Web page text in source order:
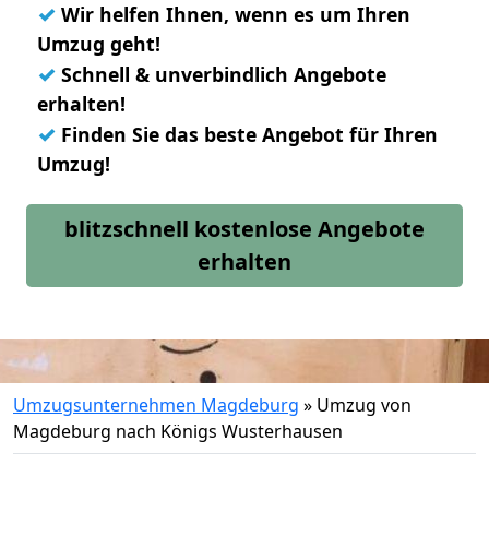
✓ Wir helfen Ihnen, wenn es um Ihren
Umzug geht!
✓ Schnell & unverbindlich Angebote
erhalten!
✓ Finden Sie das beste Angebot für Ihren
Umzug!
blitzschnell kostenlose Angebote
erhalten
Umzugsunternehmen Magdeburg » Umzug von
Magdeburg nach Königs Wusterhausen